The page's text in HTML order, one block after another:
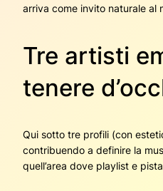
arriva come invito naturale al
Tre artisti
tenere
Qui sotto tre profili (con
contribuendo a definire la
quell’area dove playlist e